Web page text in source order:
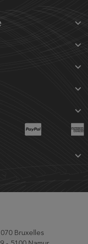






Bruxelles